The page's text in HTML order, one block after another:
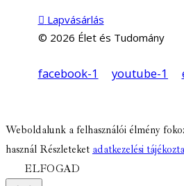
Lapvásárlás
© 2026 Élet és Tudomány
facebook-1 youtube-1
Weboldalunk a felhasználói élmény
használ Részleteket adatkezelési
ELFOGAD